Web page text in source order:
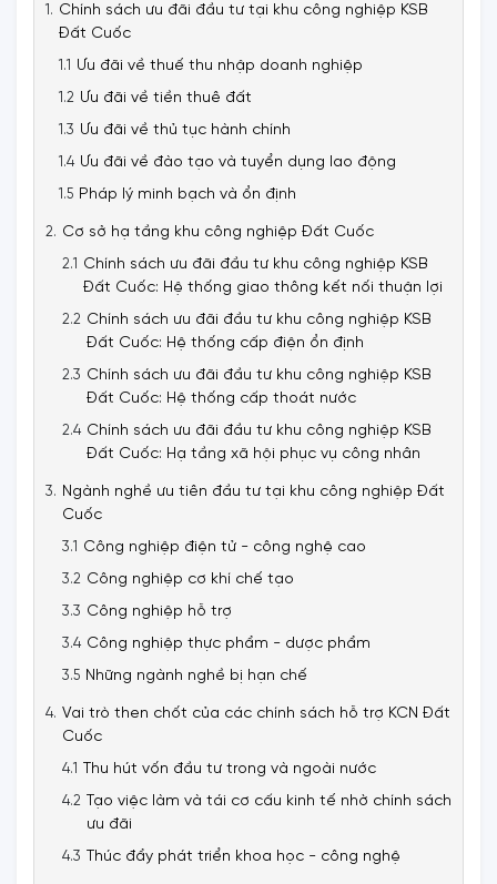
Chính sách ưu đãi đầu tư tại khu công nghiệp KSB
Đất Cuốc
Ưu đãi về thuế thu nhập doanh nghiệp
Ưu đãi về tiền thuê đất
Ưu đãi về thủ tục hành chính
Ưu đãi về đào tạo và tuyển dụng lao động
Pháp lý minh bạch và ổn định
Cơ sở hạ tầng khu công nghiệp Đất Cuốc
Chính sách ưu đãi đầu tư khu công nghiệp KSB
Đất Cuốc: Hệ thống giao thông kết nối thuận lợi
Chính sách ưu đãi đầu tư khu công nghiệp KSB
Đất Cuốc: Hệ thống cấp điện ổn định
Chính sách ưu đãi đầu tư khu công nghiệp KSB
Đất Cuốc: Hệ thống cấp thoát nước
Chính sách ưu đãi đầu tư khu công nghiệp KSB
Đất Cuốc: Hạ tầng xã hội phục vụ công nhân
Ngành nghề ưu tiên đầu tư tại khu công nghiệp Đất
Cuốc
Công nghiệp điện tử - công nghệ cao
Công nghiệp cơ khí chế tạo
Công nghiệp hỗ trợ
Công nghiệp thực phẩm - dược phẩm
Những ngành nghề bị hạn chế
Vai trò then chốt của các chính sách hỗ trợ KCN Đất
Cuốc
Thu hút vốn đầu tư trong và ngoài nước
Tạo việc làm và tái cơ cấu kinh tế nhờ chính sách
ưu đãi
Thúc đẩy phát triển khoa học - công nghệ